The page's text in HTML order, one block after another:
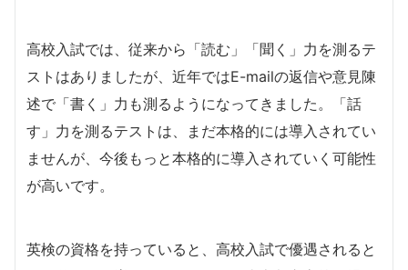
高校入試では、従来から「読む」「聞く」力を測るテ
ストはありましたが、近年ではE-mailの返信や意見陳
述で「書く」力も測るようになってきました。「話
す」力を測るテストは、まだ本格的には導入されてい
ませんが、今後もっと本格的に導入されていく可能性
が高いです。
英検の資格を持っていると、高校入試で優遇されると